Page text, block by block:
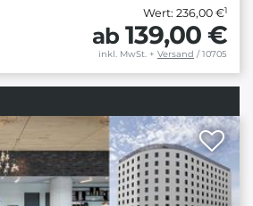
Wert: 236,00 €1
ab 139,00 €
inkl. MwSt. + Versand / 10705